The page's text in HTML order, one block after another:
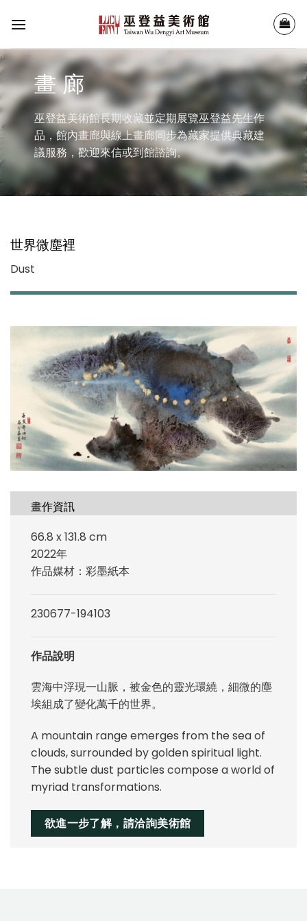
畫 廊
巫登益美術館長期收藏並定期展覽巫登益先生作
品，館內畫廊與線上畫廊同步為藏家提供典藏建
議服務，歡迎來信或到館諮詢。
世界微塵裡
Dust
畫作資訊
66.8 x 131.8 cm
2022年
作品媒材：彩墨紙本
230677-194103
作品說明
雲海中浮現一山脈，被金色的靈光環繞，細微的塵
埃組成了變化萬千的世界。
A mountain range emerges from the sea of
clouds, surrounded by golden spiritual light.
The subtle dust particles compose a world of
myriad transformations.
欲進一步了解，請洽詢美術館